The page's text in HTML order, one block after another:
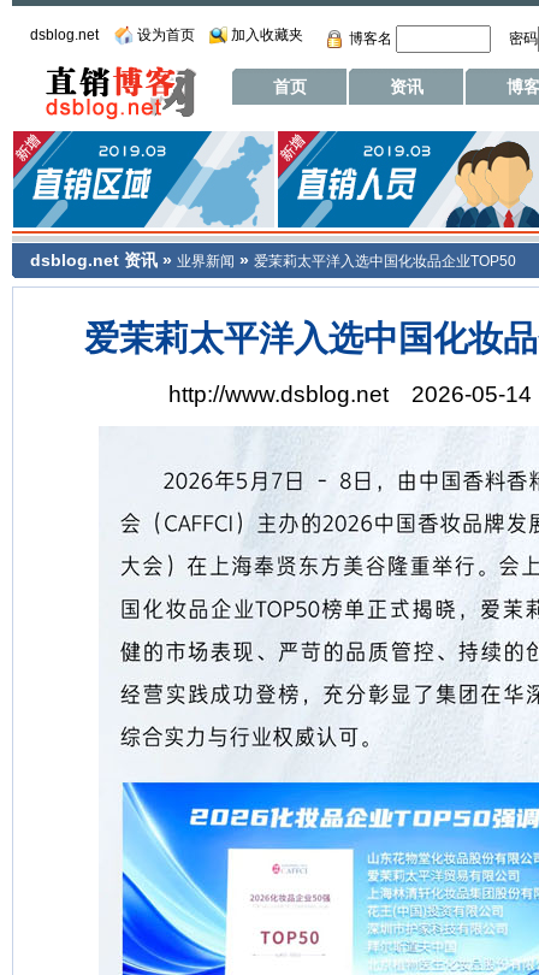
dsblog.net 设为首页 加入收藏夹 博客名 密码
首页 资讯 博客
dsblog.net 资讯 » 业界新闻 » 爱茉莉太平洋入选中国化妆品企业TOP50
爱茉莉太平洋入选中国化妆
http://www.dsblog.net 2026-05-14